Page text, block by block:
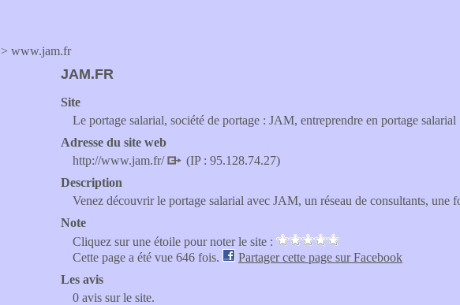
> www.jam.fr
JAM.FR
Site
Le portage salarial, société de portage : JAM, entreprendre en portage salarial
Adresse du site web
http://www.jam.fr/
(IP : 95.128.74.27)
Description
Venez découvrir le portage salarial avec JAM, un réseau de consultants, une
Note
Cliquez sur une étoile pour noter le site :
Cette page a été vue 646 fois.
Partager cette page sur Facebook
Les avis
0 avis sur le site.